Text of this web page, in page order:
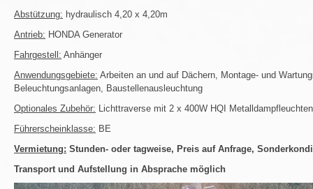
Abstützung: hydraulisch 4,20 x 4,20m
Antrieb: HONDA Generator
Fahrgestell: Anhänger
Anwendungsgebiete: Arbeiten an und auf Dächern, Montage- und
Beleuchtungsanlagen, Baustellenausleuchtung
Optionales Zubehör: Lichttraverse mit 2 x 400W HQI
Führerscheinklasse: BE
Vermietung: Stunden- oder tagweise, Preis auf Anfrage,
Transport und Aufstellung in Absprache möglich